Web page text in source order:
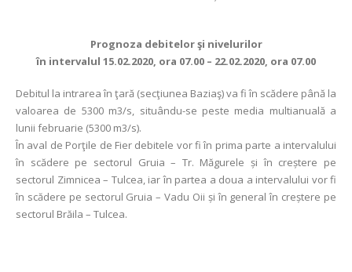
Prognoza debitelor şi nivelurilor
în intervalul 15.02.2020, ora 07.00 – 22.02.2020, ora 07.00
Debitul la intrarea în ţară (secţiunea Baziaş) va fi în scădere până la
valoarea de 5300 m3/s, situându-se peste media multianuală a
lunii februarie (5300 m3/s).
În aval de Porţile de Fier debitele vor fi în prima parte a intervalului
în scădere pe sectorul Gruia – Tr. Măgurele și în creștere pe
sectorul Zimnicea – Tulcea, iar în partea a doua a intervalului vor fi
în scădere pe sectorul Gruia – Vadu Oii și în general în creștere pe
sectorul Brăila – Tulcea.